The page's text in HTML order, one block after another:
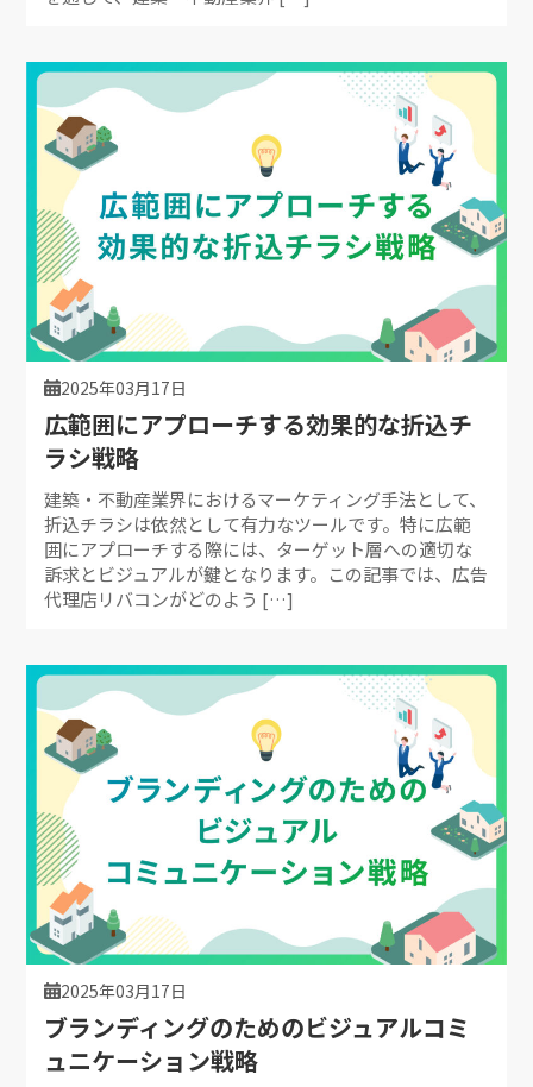
2025年03月17日
広範囲にアプローチする効果的な折込チ
ラシ戦略
建築・不動産業界におけるマーケティング手法として、
折込チラシは依然として有力なツールです。特に広範
囲にアプローチする際には、ターゲット層への適切な
訴求とビジュアルが鍵となります。この記事では、広告
代理店リバコンがどのよう […]
2025年03月17日
ブランディングのためのビジュアルコミ
ュニケーション戦略